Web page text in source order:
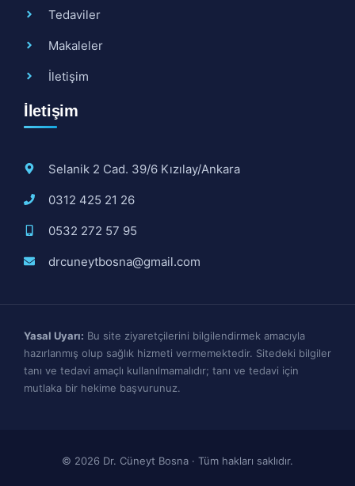
Tedaviler
Makaleler
İletişim
İletişim
Selanik 2 Cad. 39/6 Kızılay/Ankara
0312 425 21 26
0532 272 57 95
drcuneytbosna@gmail.com
Yasal Uyarı: Bu site ziyaretçilerini bilgilendirmek amacıyla
hazırlanmış olup sağlık hizmeti vermemektedir. Sitedeki bilgiler
tanı ve tedavi amaçlı kullanılmamalıdır; tanı ve tedavi için
mutlaka bir hekime başvurunuz.
© 2026 Dr. Cüneyt Bosna · Tüm hakları saklıdır.